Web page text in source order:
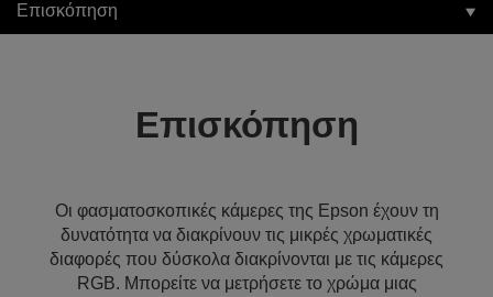
Επισκόπηση
Επισκόπηση
Οι φασματοσκοπικές κάμερες της Epson έχουν τη
δυνατότητα να διακρίνουν τις μικρές χρωματικές
διαφορές που δύσκολα διακρίνονται με τις κάμερες
RGB. Μπορείτε να μετρήσετε το χρώμα μιας